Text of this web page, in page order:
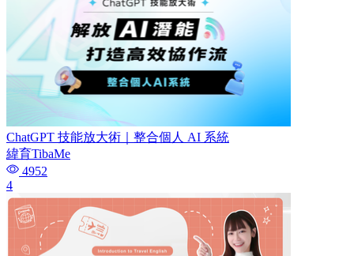
ChatGPT 技能放大術｜整合個人 AI 系統
緯育TibaMe
4952
4